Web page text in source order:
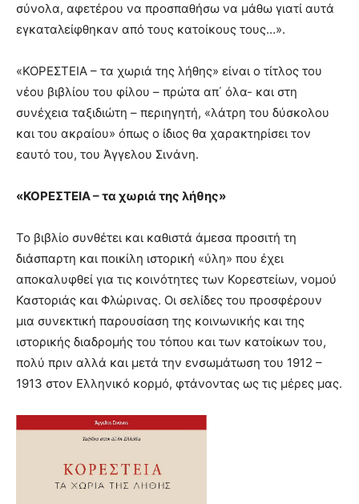
σύνολα, αφετέρου να προσπαθήσω να μάθω γιατί αυτά
εγκαταλείφθηκαν από τους κατοίκους τους…».
«ΚΟΡΕΣΤΕΙΑ – τα χωριά της λήθης» είναι ο τίτλος του
νέου βιβλίου του φίλου – πρώτα απ΄ όλα- και στη
συνέχεια ταξιδιώτη – περιηγητή, «λάτρη του δύσκολου
και του ακραίου» όπως ο ίδιος θα χαρακτηρίσει τον
εαυτό του, του Άγγελου Σινάνη.
«ΚΟΡΕΣΤΕΙΑ – τα χωριά της λήθης»
Το βιβλίο συνθέτει και καθιστά άμεσα προσιτή τη
διάσπαρτη και ποικίλη ιστορική «ύλη» που έχει
αποκαλυφθεί για τις κοινότητες των Κορεστείων, νομού
Καστοριάς και Φλώρινας. Οι σελίδες του προσφέρουν
μια συνεκτική παρουσίαση της κοινωνικής και της
ιστορικής διαδρομής του τόπου και των κατοίκων του,
πολύ πριν αλλά και μετά την ενσωμάτωση του 1912 –
1913 στον Ελληνικό κορμό, φτάνοντας ως τις μέρες μας.